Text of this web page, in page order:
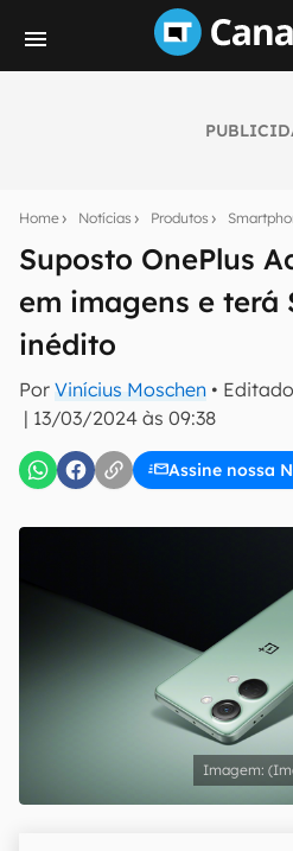
Home Notícias Produtos
Suposto OnePlus
em imagens e terá
inédito
Por Vinícius Moschen •
| 13/03/2024 às 09:38
Assine nossa
notícias e reviews sobre
E-mail
Confirmo que li, aceito e
Uso e Política de Privacidade